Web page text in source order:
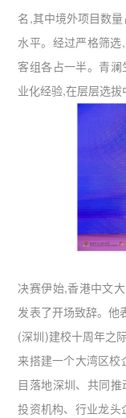
名,其中境外项目数
水平。经过严格筛
客组各占一半。青
业化经验,在层层选拔
决赛伊始,香港中文
发表了开场致辞。他
(深圳)建校十周年之
来搭建一个大湾区校
目落地深圳、共同
投资机构、行业龙